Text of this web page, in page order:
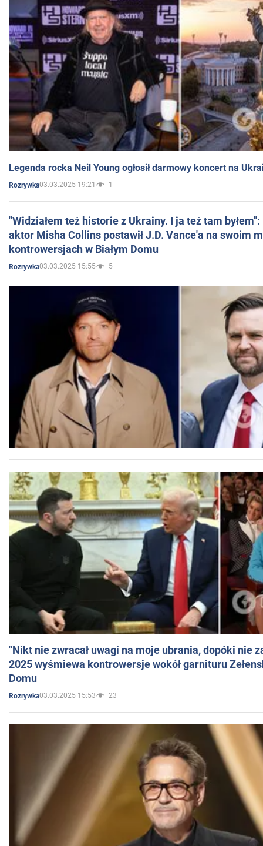
Legenda rocka Neil Young ogłosił darmowy koncert na
Rozrywka03.03.2025 19:21 1
"Widziałem też historie z Ukrainy. I ja też tam
aktor Misha Collins postawił J.D. Vance'a na swoim
kontrowersjach w Białym Domu
Rozrywka03.03.2025 15:55 5
"Nikt nie zwracał uwagi na moje ubrania, dopóki nie
2025 wyśmiewa kontrowersje wokół garnituru
Domu
Rozrywka03.03.2025 15:53 23